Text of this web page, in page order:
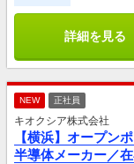
詳細を見る
NEW 正社員
キオクシア株式会社
【横浜】オープン
半導体メーカー／